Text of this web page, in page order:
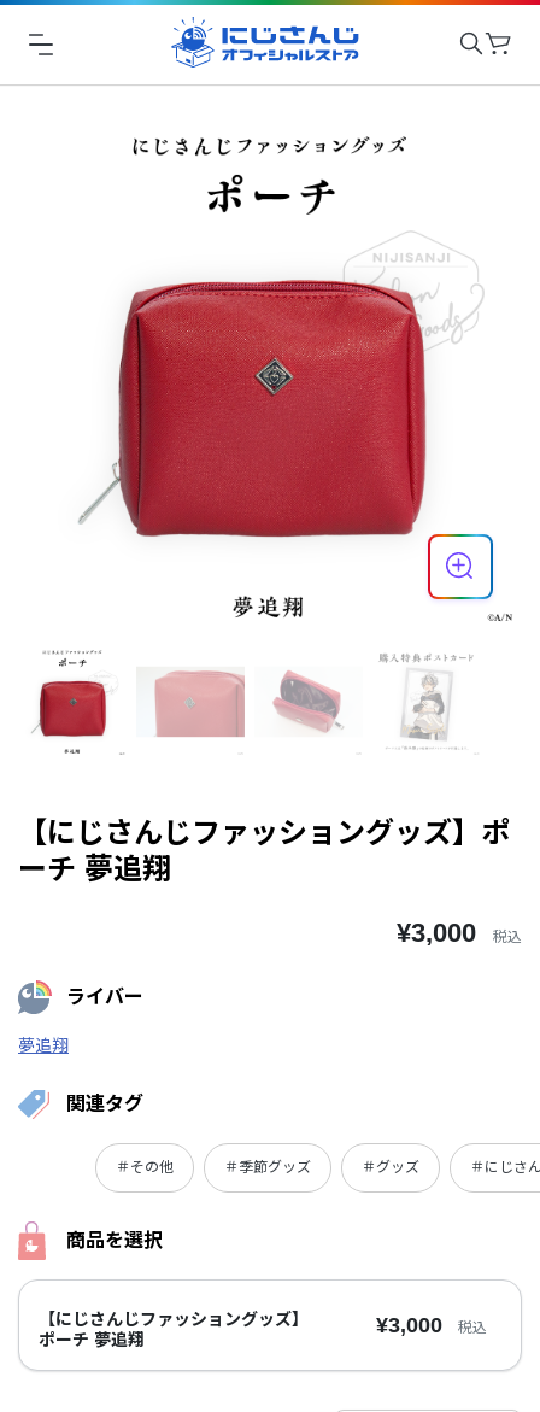
【にじさんじファッショングッズ】ポ
ーチ 夢追翔
¥3,000 税込
ライバー
夢追翔
関連タグ
＃その他 ＃季節グッズ ＃グッズ ＃にじさ
商品を選択
【にじさんじファッショングッズ】
ポーチ 夢追翔
¥3,000 税込